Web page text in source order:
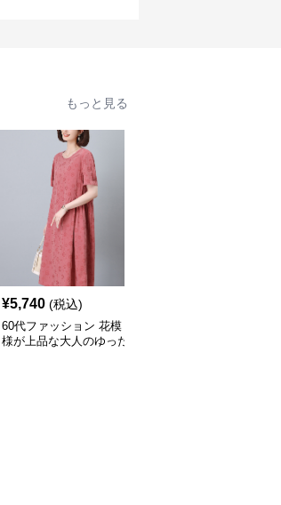
もっと見る
¥5,740 (税込)
60代ファッション 花模
様が上品な大人のゆった